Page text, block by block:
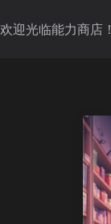
欢迎光临能力商店！